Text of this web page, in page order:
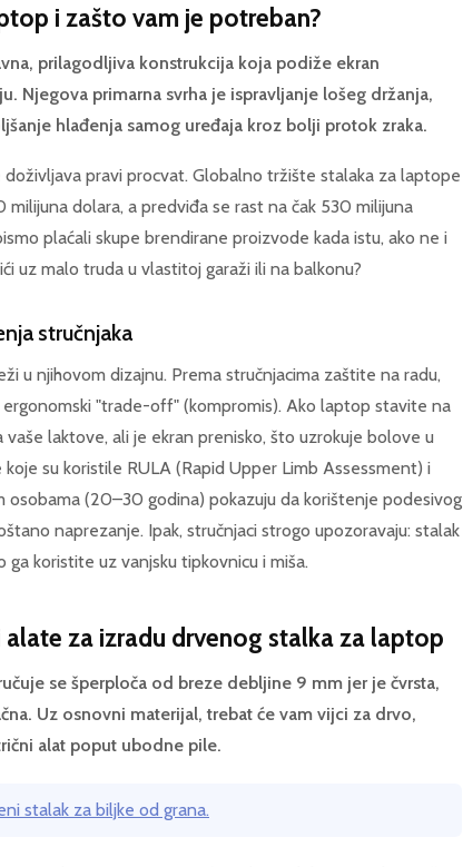
i zašto vam je potreban?
prilagodljiva konstrukcija koja podiže ekran
Njegova primarna svrha je ispravljanje lošeg držanja,
hlađenja samog uređaja kroz bolji protok zraka.
pravi procvat. Globalno tržište stalaka za laptope
dolara, a predviđa se rast na čak 530 milijuna
plaćali skupe brendirane proizvode kada istu, ako ne i
uz malo truda u vlastitoj garaži ili na balkonu?
stručnjaka
u njihovom dizajnu. Prema stručnjacima zaštite na radu,
"trade-off" (kompromis). Ako laptop stavite na
laktove, ali je ekran prenisko, što uzrokuje bolove u
su koristile RULA (Rapid Upper Limb Assessment) i
osobama (20–30 godina) pokazuju da korištenje podesivog
naprezanje. Ipak, stručnjaci strogo upozoravaju: stalak
ga koristite uz vanjsku tipkovnicu i miša.
za izradu drvenog stalka za laptop
se šperploča od breze debljine 9 mm jer je čvrsta,
Uz osnovni materijal, trebat će vam vijci za drvo,
alat poput ubodne pile.
stalak za biljke od grana.